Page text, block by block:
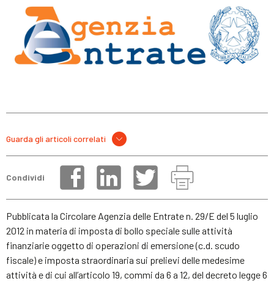
Guarda gli articoli correlati
Condividi
Pubblicata la Circolare Agenzia delle Entrate n. 29/E del 5 luglio
2012 in materia di imposta di bollo speciale sulle attività
finanziarie oggetto di operazioni di emersione (c.d. scudo
fiscale) e imposta straordinaria sui prelievi delle medesime
attività e di cui all’articolo 19, commi da 6 a 12, del decreto legge 6